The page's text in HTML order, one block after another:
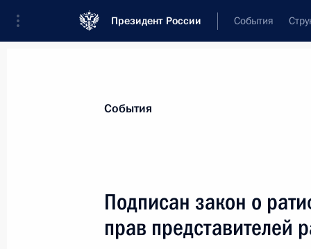
Президент России События
События
Подписан закон о
прав представителей